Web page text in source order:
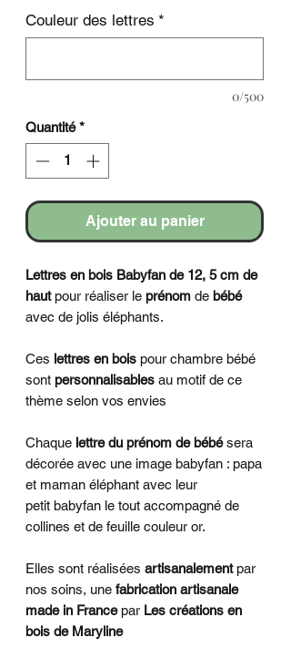
Couleur des lettres *
0/500
Quantité *
Ajouter au panier
Lettres en bois Babyfan de 12, 5 cm de
hautpour réaliser le prénom de bébé
avec de jolis éléphants.
Ces lettres en bois pour chambre bébé
sont personnalisables au motif de ce
thème selon vos envies
Chaque lettre du prénom de bébésera
décorée avec une image babyfan : papa
et maman éléphant avec leur
petit babyfan le tout accompagné de
collines et de feuille couleur or.
Elles sont réalisées artisanalementpar
nos soins, une fabrication artisanale
made in Francepar Les créations en
bois de Maryline